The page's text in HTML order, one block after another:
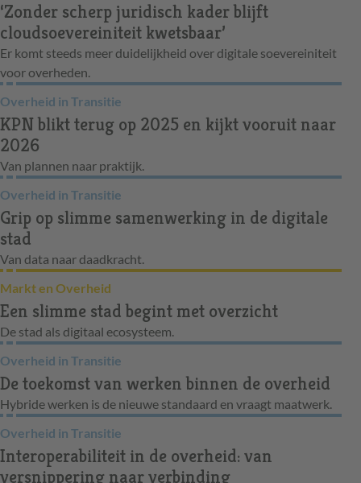
‘Zonder scherp juridisch kader blijft
cloudsoevereiniteit kwetsbaar’
Er komt steeds meer duidelijkheid over digitale soevereiniteit
voor overheden.
Overheid in Transitie
KPN blikt terug op 2025 en kijkt vooruit naar
2026
Van plannen naar praktijk.
Overheid in Transitie
Grip op slimme samenwerking in de digitale
stad
Van data naar daadkracht.
Markt en Overheid
Een slimme stad begint met overzicht
De stad als digitaal ecosysteem.
Overheid in Transitie
De toekomst van werken binnen de overheid
Hybride werken is de nieuwe standaard en vraagt maatwerk.
Overheid in Transitie
Interoperabiliteit in de overheid: van
versnippering naar verbinding